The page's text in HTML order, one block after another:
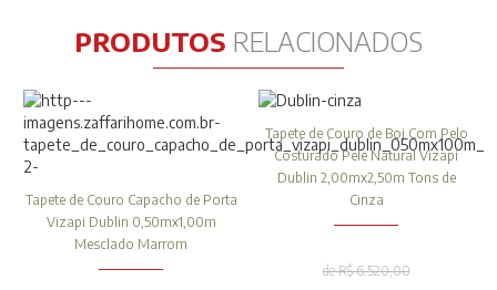
PRODUTOS RELACIONADOS
Tapete de Couro Capacho de Porta
Vizapi Dublin 0,50mx1,00m
Mesclado Marrom
Tapete de Couro de Boi Com Pelo
Costurado Pele Natural Vizapi
Dublin 2,00mx2,50m Tons de
Cinza
de R$ 6.520,00